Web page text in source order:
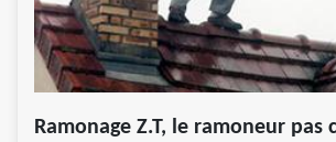
Ramonage Z.T, le ramoneur pas